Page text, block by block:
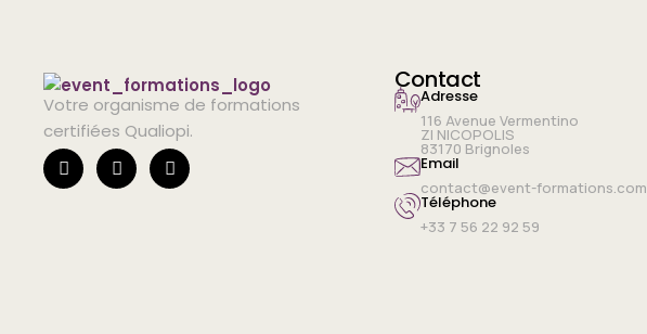
Votre organisme de formations
certifiées Qualiopi.
Contact
Adresse
116 Avenue Vermentino
ZI NICOPOLIS
83170 Brignoles
Email
contact@event-formations.com
Téléphone
+33 7 56 22 92 59